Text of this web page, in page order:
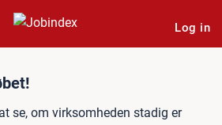
Log in
Arkitekt
se, om virksomheden stadig er